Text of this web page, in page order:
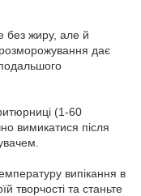
без жиру, але й
дає
(1-60
вимикатися після
випікання в
творчості та станьте